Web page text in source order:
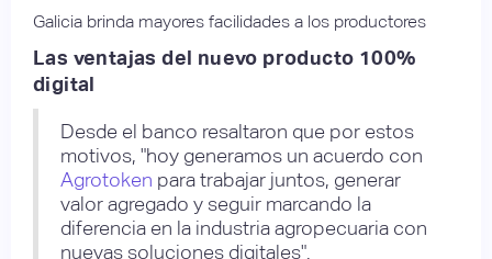
Galicia brinda mayores facilidades a los productores
Las ventajas del nuevo producto 100%
digital
Desde el banco resaltaron que por estos
motivos, "hoy generamos un acuerdo con
Agrotoken para trabajar juntos, generar
valor agregado y seguir marcando la
diferencia en la industria agropecuaria con
nuevas soluciones digitales".